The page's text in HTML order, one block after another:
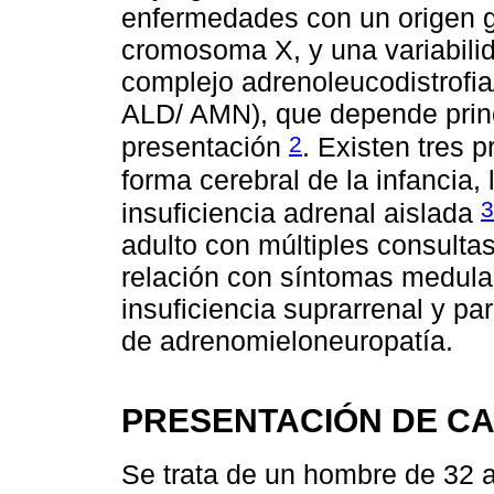
enfermedades con un origen
cromosoma X, y una
complejo
ALD/ AMN), que depende
presentación 2. Existen tres
forma cerebral de la
insuficiencia adrenal aislada 3
adulto con múltiples
relación con síntomas
insuficiencia suprarrenal y
de adrenomieloneuropatía.
PRESENTACIÓN DE
Se trata de un hombre de 32